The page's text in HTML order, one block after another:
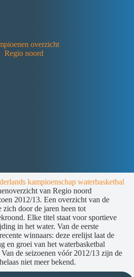
overzicht
Regio noord
kampioenschap waterbasketbal
van Regio noord
2012/13. Een overzicht van de
zich door de jaren heen tot
Elke titel staat voor sportieve
in het water. Van de eerste
winnaars: deze erelijst laat de
en groei van het waterbasketbal
de seizoenen vóór 2012/13 zijn de
niet meer bekend.